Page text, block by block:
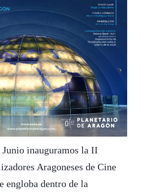
inauguramos la II
Aragoneses de Cine
engloba dentro de la